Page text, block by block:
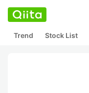
Trend Stock List